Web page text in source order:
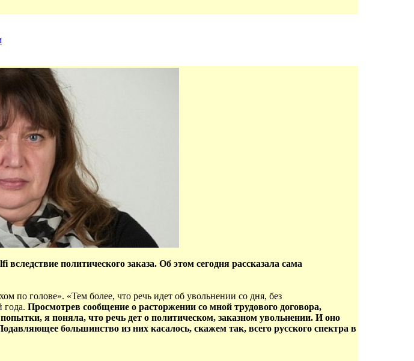
политического заказа. Об этом сегодня рассказала сама
по голове». «Тем более, что речь идет об увольнении со дня, без
года. Просмотрев сообщение о расторжении со мной трудового договора,
я поняла, что речь дет о политическом, заказном увольнении. И оно
большинство из них касалось, скажем так, всего русского спектра в